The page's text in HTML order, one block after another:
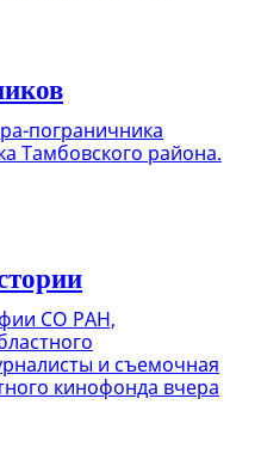
пограничника
Тамбовского района.
СО РАН,
и съемочная
кинофонда вчера